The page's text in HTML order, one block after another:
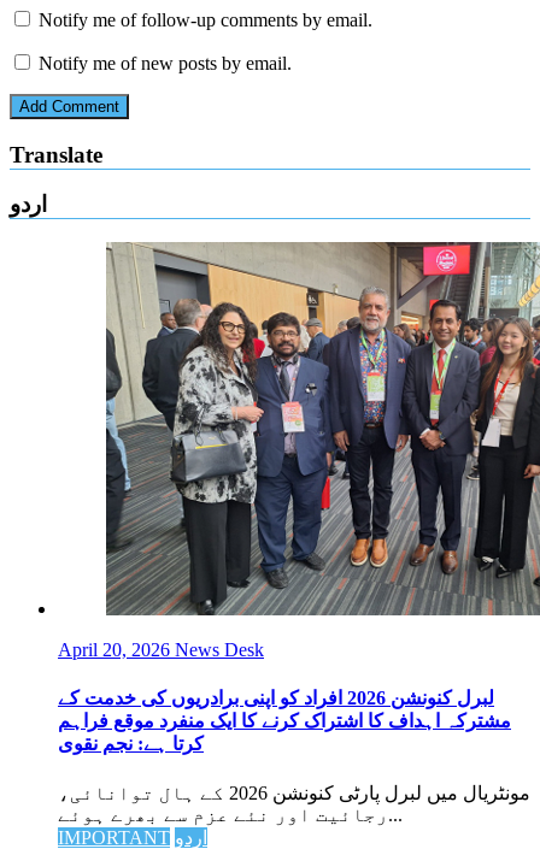
Notify me of follow-up comments by email.
Notify me of new posts by email.
Translate
اردو
April 20, 2026 News Desk
لبرل کنونشن 2026 افراد کو اپنی برادریوں کی خدمت کے
مشترکہ اہداف کا اشتراک کرنے کا ایک منفرد موقع فراہم
کرتا ہے: نجم نقوی
مونٹریال میں لبرل پارٹی کنونشن 2026 کے ہال توانائی،
رجائیت اور نئے عزم سے بھرے ہوئے...
IMPORTANT اردو